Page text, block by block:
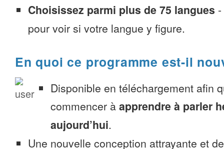
Choisissez parmi plus de 75 langues -
pour voir si votre langue y figure.
En quoi ce programme est-il
Disponible en téléchargement afin
commencer à apprendre à parler
aujourd’hui.
Une nouvelle conception attrayante et